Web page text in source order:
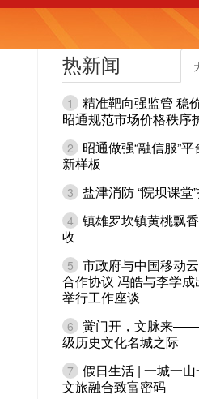
热新闻
1
精准靶向强监管
昭通规范市场价格秩序
2
昭通做强“融信服”
新样板
3 盐津消防 “院坝课堂
4 镇雄罗坎镇黄桃飘
收
5 市政府与中国移动
合作协议 冯皓与李学
举行工作座谈
6 黉门开，文脉来——
级历史文化名城之际
7 假日生活 | 一城一
文旅融合致富密码